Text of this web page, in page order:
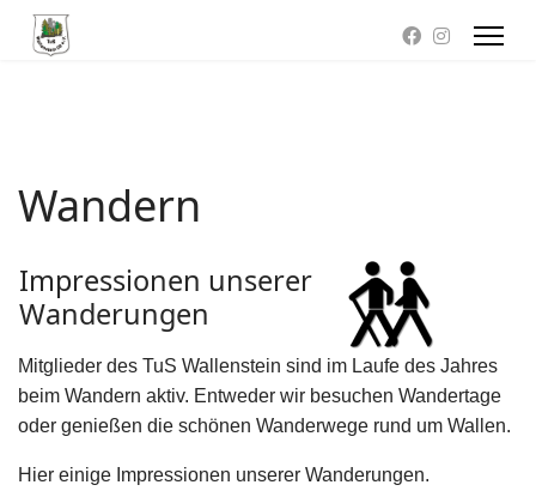
Wandern
Impressionen unserer
Wanderungen
Mitglieder des TuS Wallenstein sind im Laufe des Jahres
beim Wandern aktiv. Entweder wir besuchen Wandertage
oder genießen die schönen Wanderwege rund um Wallen.
Hier einige Impressionen unserer Wanderungen.